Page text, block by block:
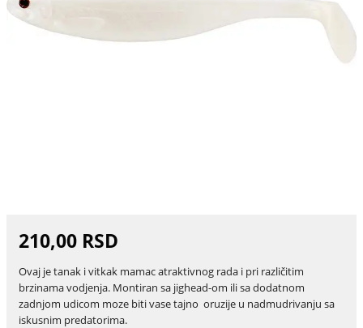
210,00 RSD
Ovaj je tanak i vitkak mamac atraktivnog rada i pri različitim
brzinama vodjenja. Montiran sa jighead-om ili sa dodatnom
zadnjom udicom moze biti vase tajno oruzije u nadmudrivanju sa
iskusnim predatorima.